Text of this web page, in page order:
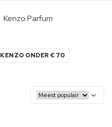
Kenzo Parfum
KENZO ONDER €70